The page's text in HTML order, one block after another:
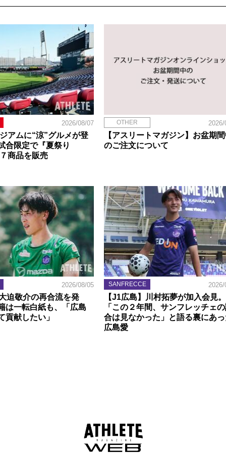
2026/08/07
アムに“涼”グルメが登
合限定で『夏祭り
商品を販売
OTHER 2026/
【アスリートマガジン】お盆期
のご注文について
2026/08/05
迫敬介の再合流を発
は一転白紙も、「広島
貢献したい」
SANFRECCE 2026/
【J1広島】川村拓夢が加入会見。
「この２年間、サンフレッチェ
合は見なかった」と語る裏にあっ
広島愛